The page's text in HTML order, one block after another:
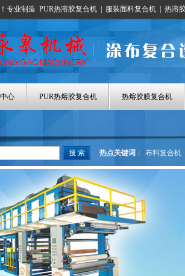
专业制造 PUR热溶胶复合机 服装面料复合机 热溶
心 PUR热熔胶复合机 热熔胶膜复合机
热点关键词 ： 布料复合机
热熔胶涂布机
热熔胶膜